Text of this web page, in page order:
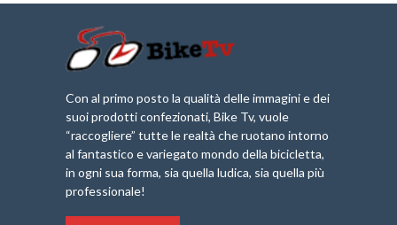
Con al primo posto la qualità delle immagini e dei
suoi prodotti confezionati, Bike Tv, vuole
“raccogliere” tutte le realtà che ruotano intorno
al fantastico e variegato mondo della bicicletta,
in ogni sua forma, sia quella ludica, sia quella più
professionale!